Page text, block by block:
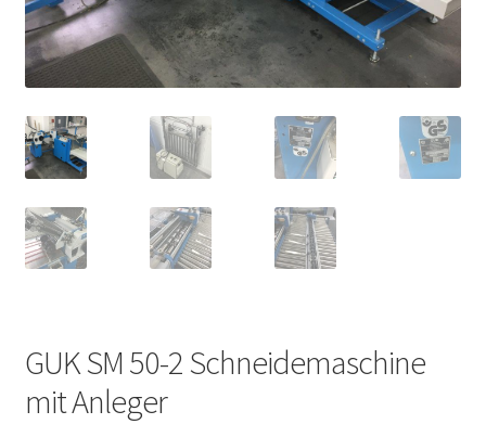
GUK SM 50-2 Schneidemaschine
mit Anleger